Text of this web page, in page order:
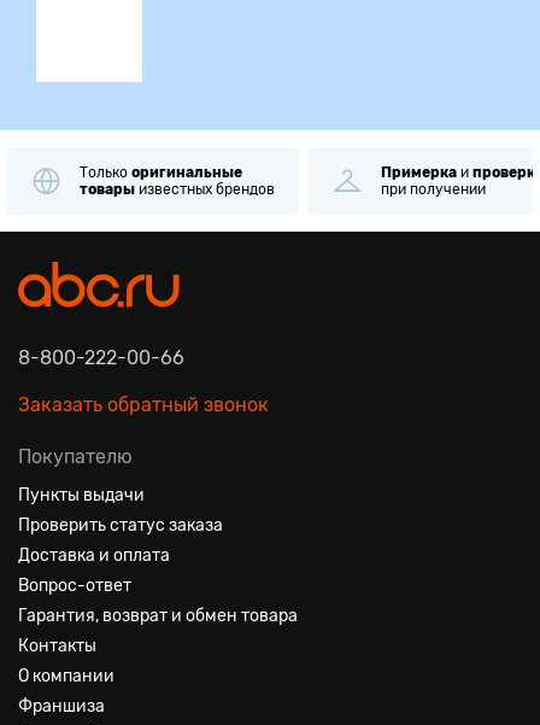
Только оригинальные
товары известных брендов
Примерка и
при получении
8-800-222-00-66
Заказать обратный звонок
Покупателю
Пункты выдачи
Проверить статус заказа
Доставка и оплата
Вопрос-ответ
Гарантия, возврат и обмен товара
Контакты
О компании
Франшиза